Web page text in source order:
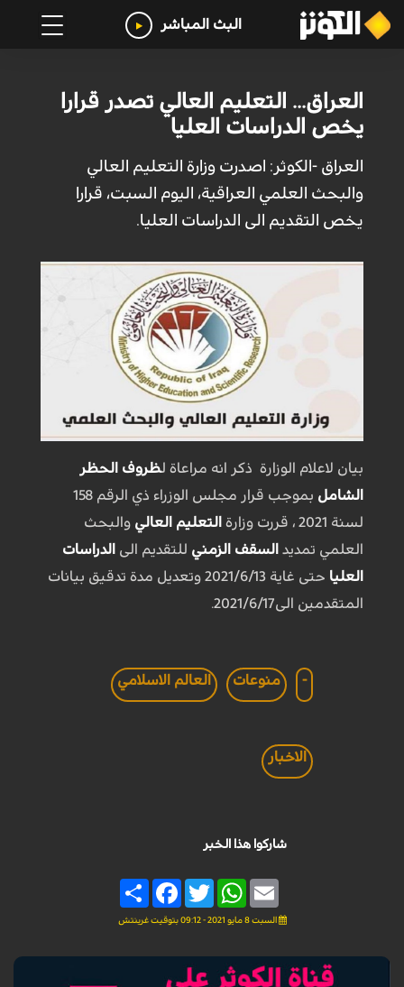
البث المباشر
العراق... التعليم العالي تصدر قرارا
يخص الدراسات العليا
العراق -الكوثر: اصدرت وزارة التعليم العالي
والبحث العلمي العراقية، اليوم السبت، قرارا
يخص التقديم الى الدراسات العليا.
بيان لاعلام الوزارة ذكر انه مراعاة لظروف الحظر
الشامل
بموجب قرار مجلس الوزراء ذي الرقم 158
لسنة 2021 ، قررت وزارة
التعليم العالي والبحث
العلمي تمديد السقف الزمني للتقديم الى الدراسات
العليا
حتى غاية 2021/6/13 وتعديل مدة تدقيق بيانات
المتقدمين الى2021/6/17.
- منوعات العالم الاسلامي
الاخبار
شاركوا هذا الخبر
Share
FacebookTwitter
WhatsAppEmail
السبت 8 مايو 2021 - 09:12 بتوقيت غرينتش